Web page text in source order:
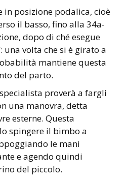
in posizione podalica, cioè
il basso, fino alla 34a-
dopo di ché esegue
una volta che si è girato a
mantiene questa
del parto.
proverà a fargli
una manovra, detta
esterne. Questa
spingere il bimbo a
le mani
e agendo quindi
del piccolo.